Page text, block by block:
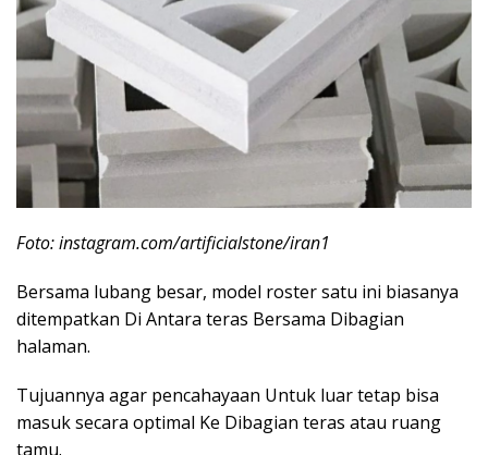
Foto: instagram.com/artificialstone/iran1
Bersama lubang besar, model roster satu ini biasanya
ditempatkan Di Antara teras Bersama Dibagian
halaman.
Tujuannya agar pencahayaan Untuk luar tetap bisa
masuk secara optimal Ke Dibagian teras atau ruang
tamu.